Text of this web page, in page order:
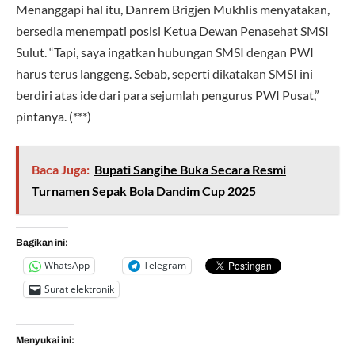
Menanggapi hal itu, Danrem Brigjen Mukhlis menyatakan,
bersedia menempati posisi Ketua Dewan Penasehat SMSI
Sulut. “Tapi, saya ingatkan hubungan SMSI dengan PWI
harus terus langgeng. Sebab, seperti dikatakan SMSI ini
berdiri atas ide dari para sejumlah pengurus PWI Pusat,”
pintanya. (***)
Baca Juga: Bupati Sangihe Buka Secara Resmi
Turnamen Sepak Bola Dandim Cup 2025
Bagikan ini:
WhatsApp
Telegram
Surat elektronik
Menyukai ini: